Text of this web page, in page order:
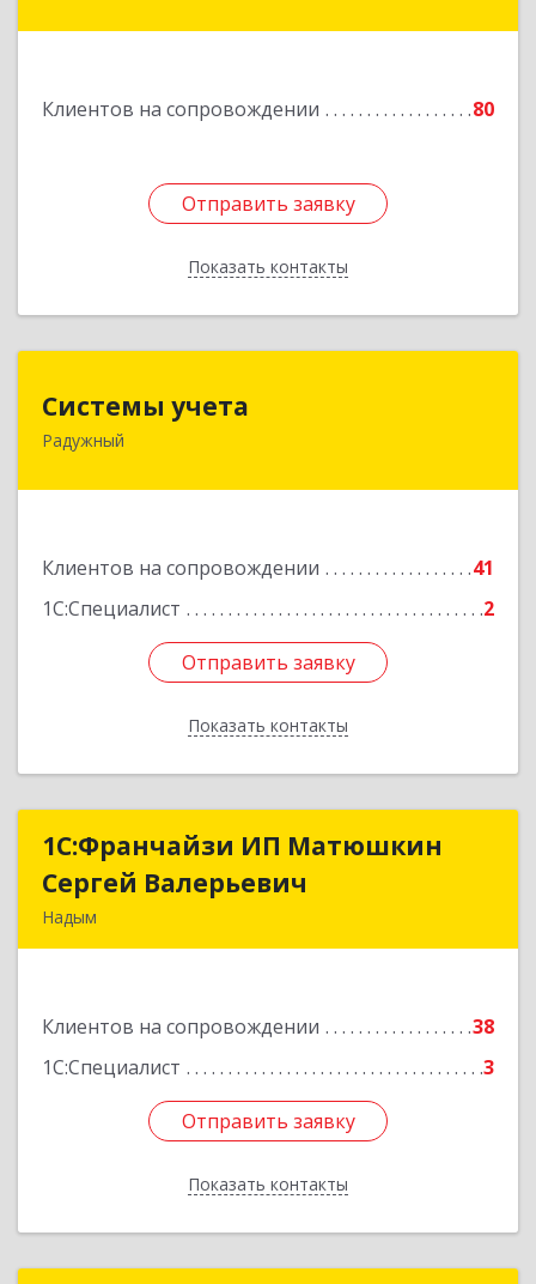
Клиентов на сопровождении 80
Отправить заявку
Показать контакты
Отправить заявку
Назад
Системы учета
Радужный
Клиентов на сопровождении
41
1С:Специалист
2
Отправить заявку
Показать контакты
628462, Ханты-Мансийский Автономный округ
Отправить заявку
Назад
1С:Франчайзи ИП Матюшкин
Сергей Валерьевич
Надым
Клиентов на сопровождении
38
1С:Специалист
3
Отправить заявку
Показать контакты
1С:Франчайзи ИП Матюшкин
Сергей Валерьевич
Подробнее
Отправить заявку
Назад